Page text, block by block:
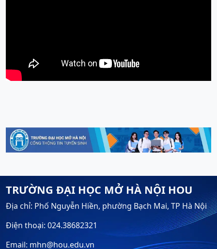
TRƯỜNG ĐẠI HỌC MỞ HÀ NỘI HOU
Địa chỉ: Phố Nguyễn Hiền, phường Bạch Mai, TP Hà Nội
Điện thoại: 024.38682321
Email: mhn@hou.edu.vn